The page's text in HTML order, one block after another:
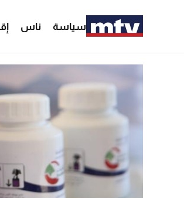
سياسة ناس